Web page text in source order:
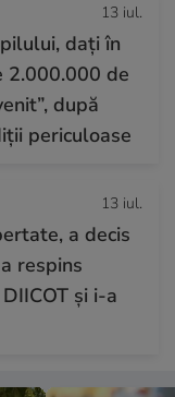
13 iul.
dați în
2.000.000 de
după
periculoase
13 iul.
a decis
respins
și i-a